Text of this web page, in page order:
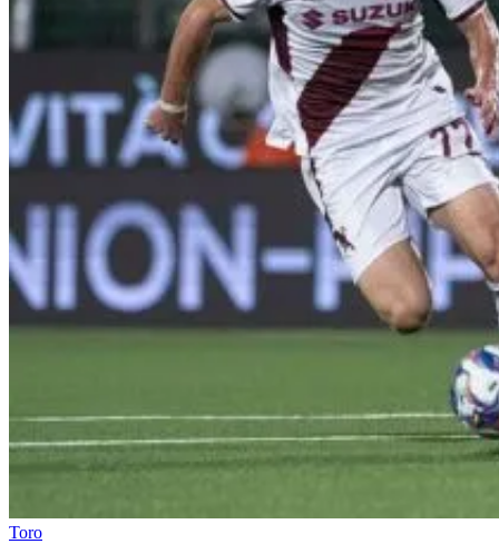
Toro